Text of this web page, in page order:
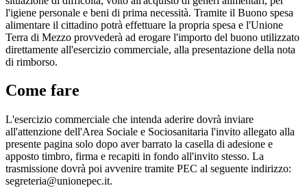
l'igiene personale e beni di prima necessità. Tramite il Buono spesa
alimentare il cittadino potrà effettuare la propria spesa e l'Unione
Terra di Mezzo provvederà ad erogare l'importo del buono utilizzato
direttamente all'esercizio commerciale, alla presentazione della nota
di rimborso.
Come fare
L'esercizio commerciale che intenda aderire dovrà inviare
all'attenzione dell'Area Sociale e Sociosanitaria l'invito allegato alla
presente pagina solo dopo aver barrato la casella di adesione e
apposto timbro, firma e recapiti in fondo all'invito stesso. La
trasmissione dovrà poi avvenire tramite PEC al seguente indirizzo:
segreteria@unionepec.it.